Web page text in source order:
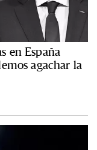
en España
agachar la